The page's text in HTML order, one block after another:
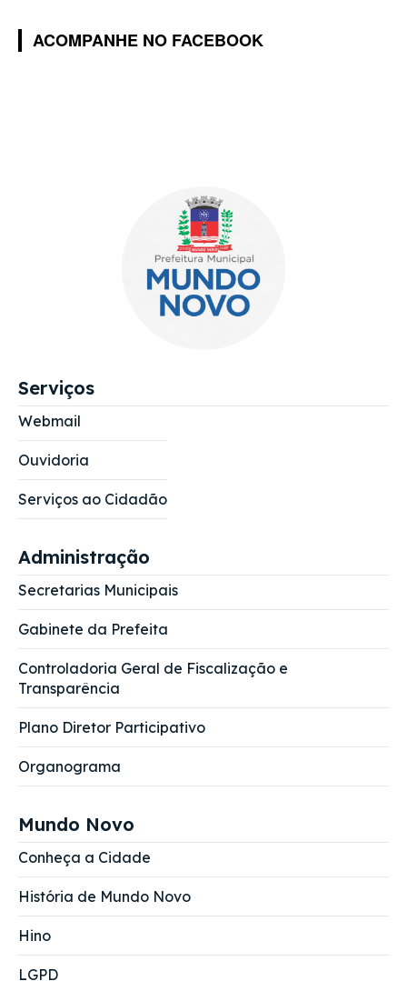
ACOMPANHE NO FACEBOOK
Serviços
Webmail
Ouvidoria
Serviços ao Cidadão
Administração
Secretarias Municipais
Gabinete da Prefeita
Controladoria Geral de Fiscalização e
Transparência
Plano Diretor Participativo
Organograma
Mundo Novo
Conheça a Cidade
História de Mundo Novo
Hino
LGPD